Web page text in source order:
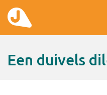
Een duivels